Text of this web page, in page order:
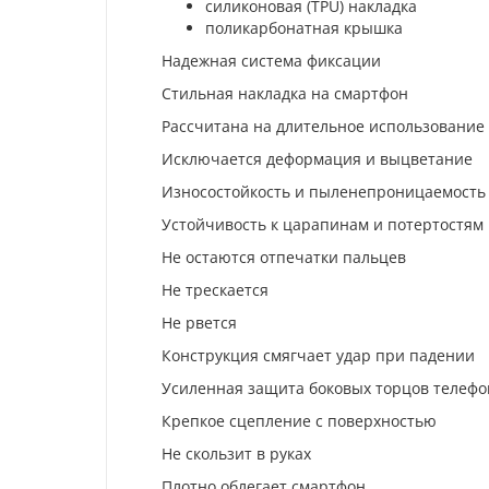
силиконовая (TPU) накладка
поликарбонатная крышка
Надежная система фиксации
Стильная накладка на смартфон
Рассчитана на длительное использование
Исключается деформация и выцветание
Износостойкость и пыленепроницаемость
Устойчивость к царапинам и потертостям
Не остаются отпечатки пальцев
Не трескается
Не рвется
Конструкция смягчает удар при падении
Усиленная защита боковых торцов
Крепкое сцепление с поверхностью
Не скользит в руках